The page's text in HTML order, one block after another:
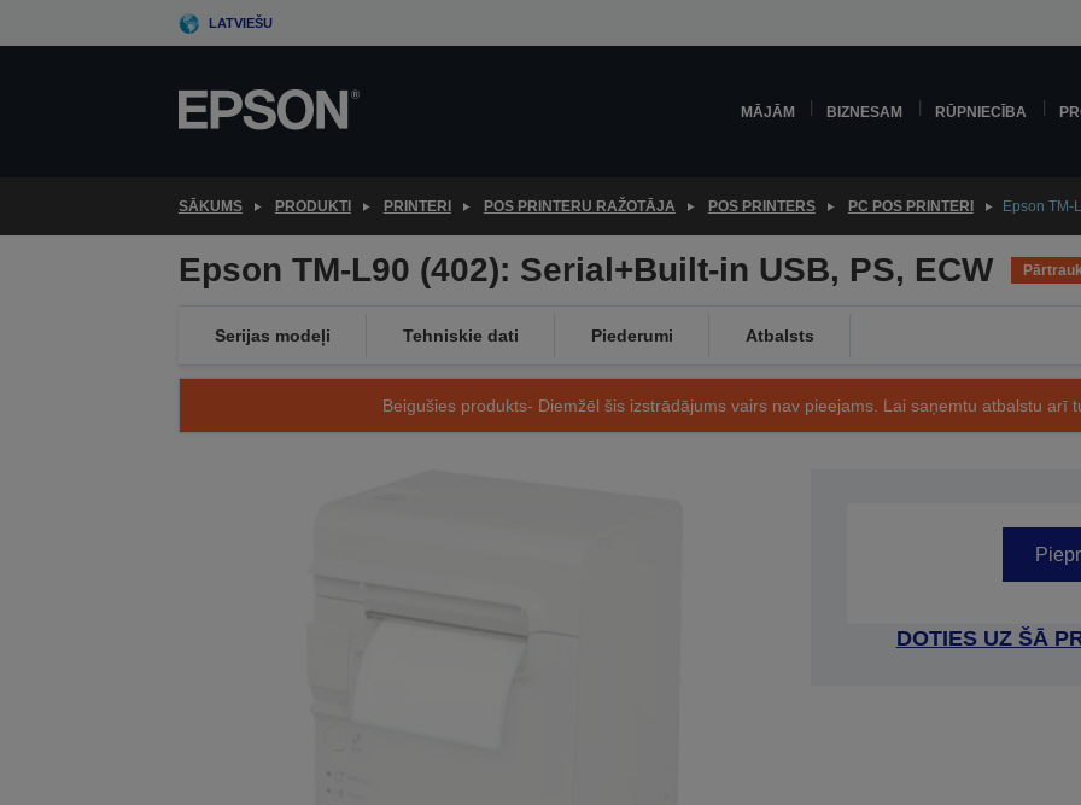
to
LATVIEŠU
MĀJĀM BIZNESAM RŪPNIECĪBA
SĀKUMS PRODUKTI PRINTERI POS PRINTERU RAŽOTĀJA POS PRINTERS PC POS PRINTERI Epson TM-
Epson TM-L90 (402): Serial+Built-in USB, PS, ECW
Serijas modeļi Tehniskie dati Piederumi Atbalsts
Beigušies produkts- Diemžēl šis izstrādājums vairs nav pieejams. Lai saņemtu atbalstu arī
DOTIES UZ ŠĀ